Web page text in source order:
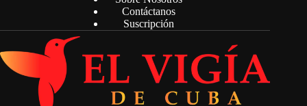
Contáctanos
Suscripción